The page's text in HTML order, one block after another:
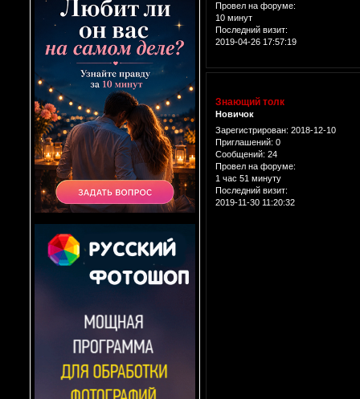
Провел на форуме:
10 минут
Последний визит:
2019-04-26 17:57:19
Знающий толк
Новичок
Зарегистрирован: 2018-12-10
Приглашений: 0
Сообщений: 24
Провел на форуме:
1 час 51 минуту
Последний визит:
2019-11-30 11:20:32